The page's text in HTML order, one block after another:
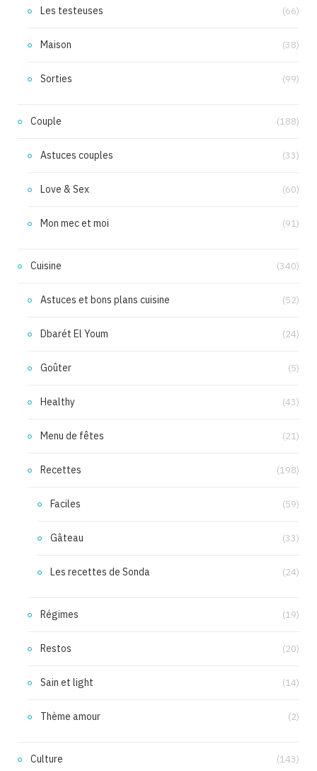
Les testeuses (66)
Maison (38)
Sorties (99)
Couple (188)
Astuces couples (33)
Love & Sex (60)
Mon mec et moi (91)
Cuisine (340)
Astuces et bons plans cuisine (52)
Dbarét El Youm (24)
Goûter (5)
Healthy (43)
Menu de fêtes (21)
Recettes (198)
Faciles (59)
Gâteau (33)
Les recettes de Sonda (24)
Régimes (19)
Restos (20)
Sain et light (14)
Thème amour (2)
Culture (143)